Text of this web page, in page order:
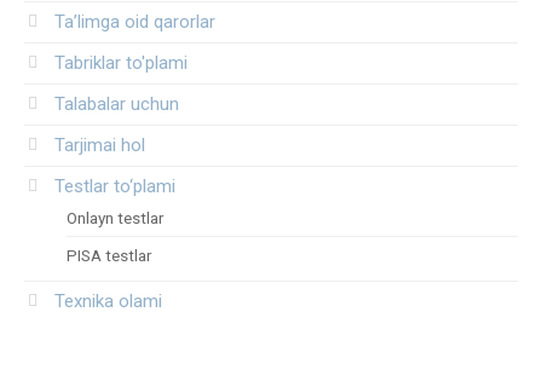
Ta’limga oid qarorlar
Tabriklar to'plami
Talabalar uchun
Tarjimai hol
Testlar to‘plami
Onlayn testlar
PISA testlar
Texnika olami